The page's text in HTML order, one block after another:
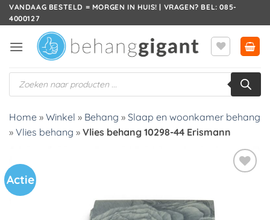
Ga
naar
VANDAAG BESTELD = MORGEN IN HUIS! | VRAGEN? BEL: 085-
4000127
Producten
zoeken
Home » Winkel » Behang » Slaap en woonkamer behang
» Vlies behang » Vlies behang 10298-44 Erismann
Actie
verlanglijst